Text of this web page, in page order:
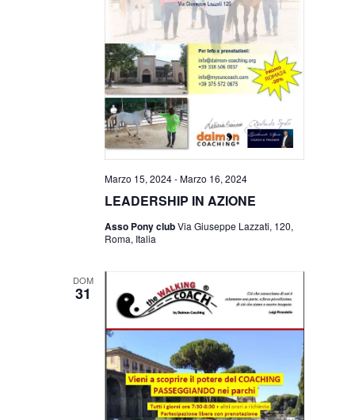
LEADERSHIP IN AZIONE
Marzo 15, 2024-Marzo 16, 2024
Asso Pony clubVia Giuseppe Lazzati, 120,
Roma, Italia
DOM
31